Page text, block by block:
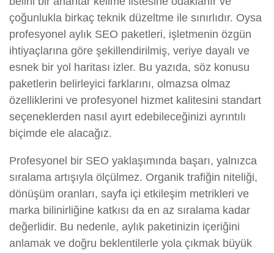
çoğunlukla birkaç teknik düzeltme ile sınırlıdır. Oysa
profesyonel aylık SEO paketleri, işletmenin özgün
ihtiyaçlarına göre şekillendirilmiş, veriye dayalı ve
esnek bir yol haritası izler. Bu yazıda, söz konusu
paketlerin belirleyici farklarını, olmazsa olmaz
özelliklerini ve profesyonel hizmet kalitesini standart
seçeneklerden nasıl ayırt edebileceğinizi ayrıntılı
biçimde ele alacağız.
Profesyonel bir SEO yaklaşımında başarı, yalnızca
sıralama artışıyla ölçülmez. Organik trafiğin niteliği,
dönüşüm oranları, sayfa içi etkileşim metrikleri ve
marka bilinirliğine katkısı da en az sıralama kadar
değerlidir. Bu nedenle, aylık paketinizin içeriğini
anlamak ve doğru beklentilerle yola çıkmak büyük